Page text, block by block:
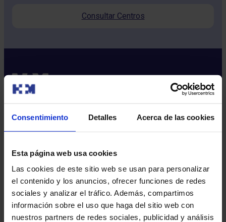
Consentimiento Detalles Acerca de las cookies
Esta página web usa cookies
Las cookies de este sitio web se usan para personalizar
el contenido y los anuncios, ofrecer funciones de redes
sociales y analizar el tráfico. Además, compartimos
información sobre el uso que haga del sitio web con
nuestros partners de redes sociales, publicidad y análisis
Consultar Centros
Excelencia y calidad​
Trabaja con nosotros​
Rincón del accionista​
Más HM Hospitales